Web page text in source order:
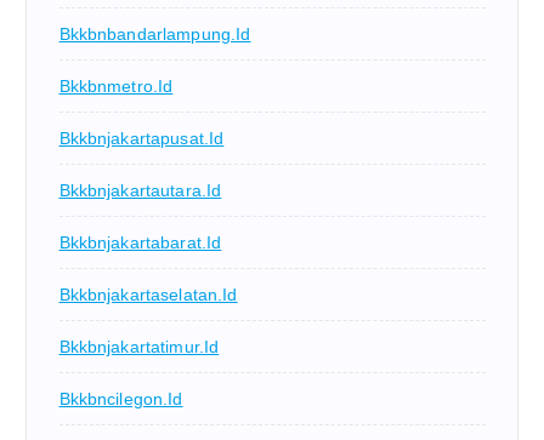
Bkkbnbandarlampung.id
Bkkbnmetro.id
Bkkbnjakartapusat.id
Bkkbnjakartautara.id
Bkkbnjakartabarat.id
Bkkbnjakartaselatan.id
Bkkbnjakartatimur.id
Bkkbncilegon.id